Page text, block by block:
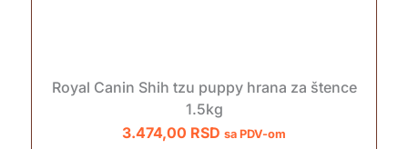
Royal Canin Shih tzu puppy hrana za štence
1.5kg
3.474,00 RSD sa PDV-om